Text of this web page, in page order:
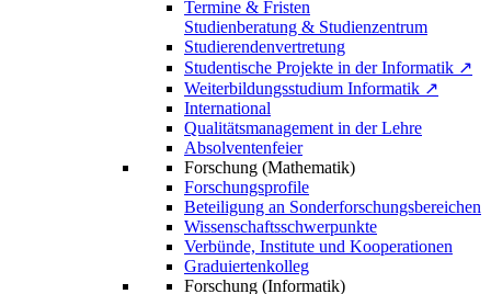
Termine & Fristen
Studienberatung & Studienzentrum
Studierendenvertretung
Studentische Projekte in der Informatik ↗
Weiterbildungsstudium Informatik ↗
International
Qualitätsmanagement in der Lehre
Absolventenfeier
Forschung (Mathematik)
Forschungsprofile
Beteiligung an Sonderforschungsbereichen
Wissenschaftsschwerpunkte
Verbünde, Institute und Kooperationen
Graduiertenkolleg
Forschung (Informatik)